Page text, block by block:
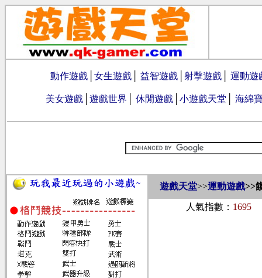
動作遊戲 女生遊戲 益智遊戲 射擊遊戲 運動遊
美女遊戲 遊戲世界 休閒遊戲 小遊戲天堂 海綿
遊戲天堂>>運動遊戲>>
人氣指數： 1695